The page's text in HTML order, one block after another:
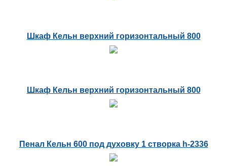
Шкаф Кельн верхний горизонтальный 800
Шкаф Кельн верхний горизонтальный 800
Пенал Кельн 600 под духовку 1 створка h-2336